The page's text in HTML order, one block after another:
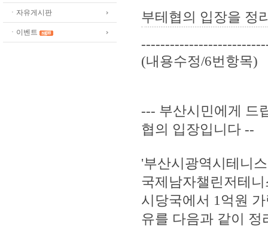
ㆍ자유게시판
ㆍ이벤트
부테협의 입장을 정
(내용수정/6번항목)
--- 부산시민에게 드
협의 입장입니다 --
'부산시광역시테니
국제남자챌린저테
시당국에서 1억원
유를 다음과 같이 정